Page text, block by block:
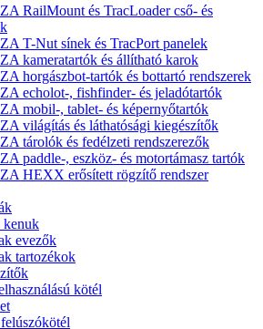
RailMount és TracLoader cső- és
T-Nut sínek és TracPort panelek
kameratartók és állítható karok
horgászbot-tartók és bottartó rendszerek
echolot-, fishfinder- és jeladótartók
mobil-, tablet- és képernyőtartók
világítás és láthatósági kiegészítők
tárolók és fedélzeti rendszerezők
paddle-, eszköz- és motortámasz tartók
HEXX erősített rögzítő rendszer
kenuk
evezők
tartozékok
kötél